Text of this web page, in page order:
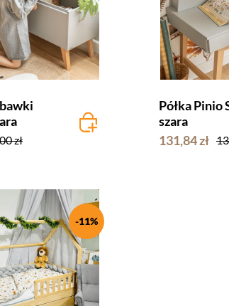
zł
Półka Pinio
szara
131,84 zł
-11%